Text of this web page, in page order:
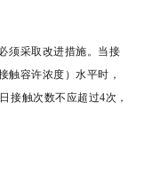
须采取改进措施。当接
触容许浓度）水平时，
接触次数不应超过4次，